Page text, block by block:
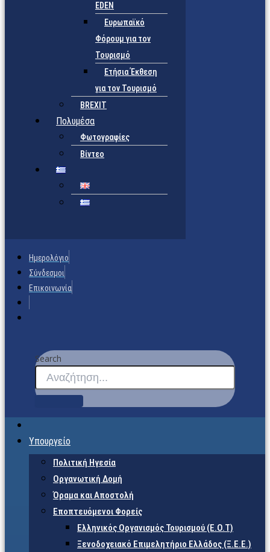
EDEN
Ευρωπαϊκό
Φόρουμ για τον
Τουρισμό
Ετήσια Έκθεση
για τον Τουρισμό
BREXIT
Πολυμέσα
Φωτογραφίες
Βίντεο
Ημερολόγιο
Σύνδεσμοι
Επικοινωνία
Search
Υπουργείο
Πολιτική Ηγεσία
Οργανωτική Δομή
Όραμα και Αποστολή
Εποπτευόμενοι Φορείς
Eλληνικός Οργανισμός Τουρισμού (Ε.Ο.Τ)
Ξενοδοχειακό Επιμελητήριο Ελλάδος (Ξ.Ε.Ε.)